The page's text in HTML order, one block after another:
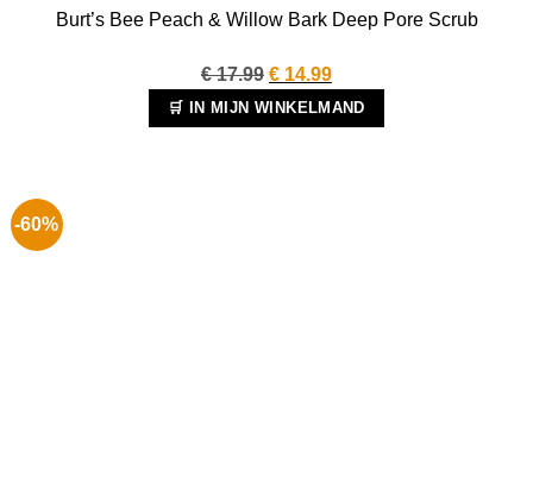
Burt’s Bee Peach & Willow Bark Deep Pore Scrub
€17.99 Oorspronkelijke
prijs
was:
€ 14.99Huidige
prijs
is:
🛒 IN MIJN WINKELMAND
-60%